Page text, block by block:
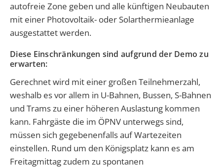
autofreie Zone geben und alle künftigen Neubauten
mit einer Photovoltaik- oder Solarthermieanlage
ausgestattet werden.
Diese Einschränkungen sind aufgrund der Demo zu
erwarten:
Gerechnet wird mit einer großen Teilnehmerzahl,
weshalb es vor allem in U-Bahnen, Bussen, S-Bahnen
und Trams zu einer höheren Auslastung kommen
kann. Fahrgäste die im ÖPNV unterwegs sind,
müssen sich gegebenenfalls auf Wartezeiten
einstellen. Rund um den Königsplatz kann es am
Freitagmittag zudem zu spontanen